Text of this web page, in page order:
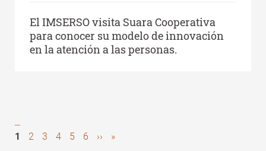
El IMSERSO visita Suara Cooperativa
para conocer su modelo de innovación
en la atención a las personas.
Paginación
Página
1 Page
2 Page
3 Page
4 Page
5 Page
6
Siguiente
››
Última
»